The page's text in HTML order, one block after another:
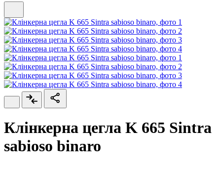
Клінкерна цегла K 665 Sintra
sabioso binaro